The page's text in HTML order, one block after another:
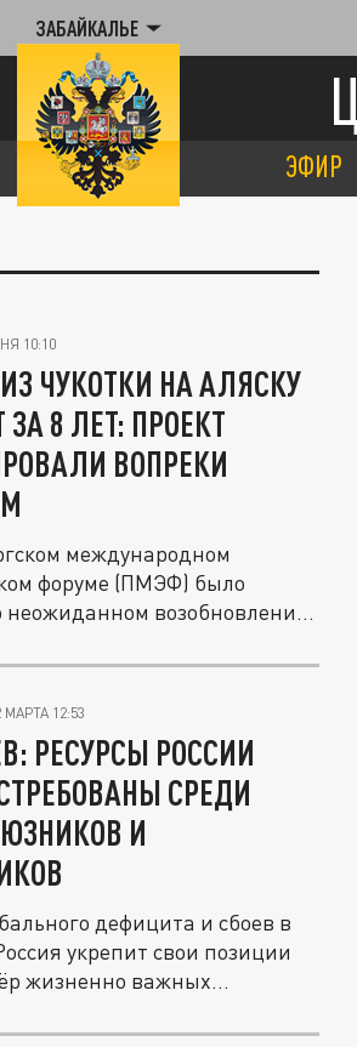
ЗАБАЙКАЛЬЕ
ЭФИР
10:10
ЧУКОТКИ НА АЛЯСКУ
ЗА 8 ЛЕТ: ПРОЕКТ
ВОПРЕКИ
международном
форуме (ПМЭФ) было
неожиданном возобновлении
МАРТА 12:53
РЕСУРСЫ РОССИИ
СРЕДИ
И
дефицита и сбоев в
укрепит свои позиции
жизненно важных...